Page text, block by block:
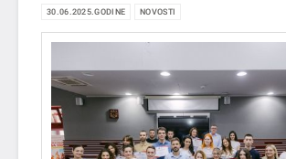
30.06.2025.GODINE NOVOSTI